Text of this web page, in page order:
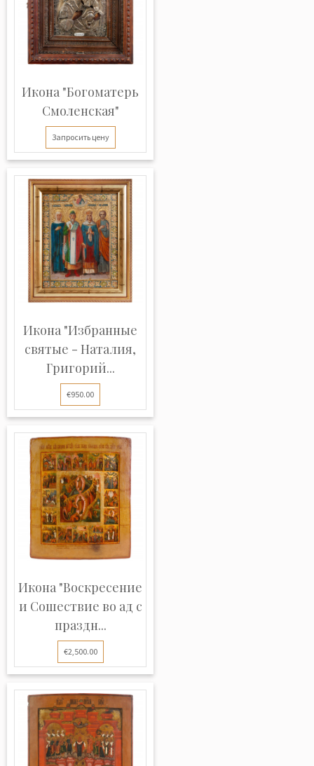
Икона "Богоматерь
Смоленская"
Запросить цену
Икона "Избранные
святые - Наталия,
Григорий...
€950.00
Икона "Воскресение
и Сошествие во ад с
праздн...
€2,500.00